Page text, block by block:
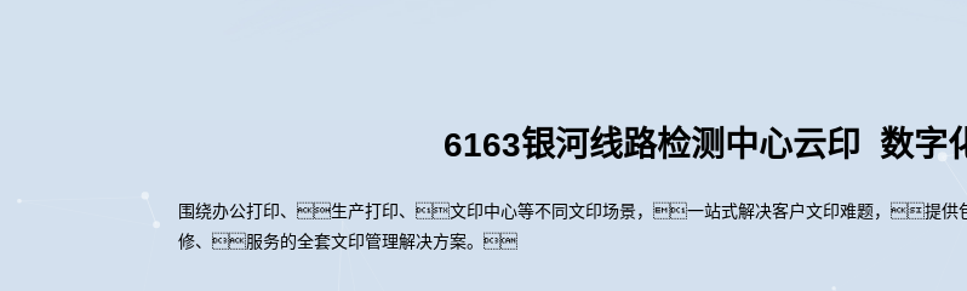
6163银河线路检测中心云印 数字
围绕办公打印、生产打印、文印中心等不同文印场景，一站式解决客户文印难题，提
修、服务的全套文印管理解决方案。